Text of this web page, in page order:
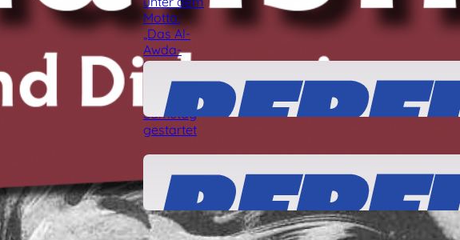
27 Juli, 2026
24 Juli, 2026
Was ist dran am angeblichen „linken
22 Juli, 2026